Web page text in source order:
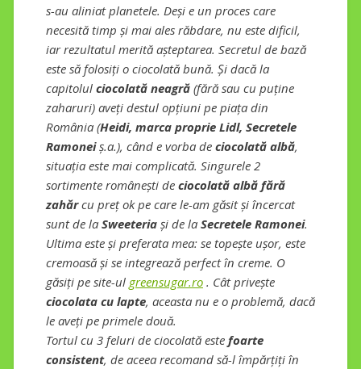
s-au aliniat planetele. Deși e un proces care
necesită timp și mai ales răbdare, nu este dificil,
iar rezultatul merită așteptarea. Secretul de bază
este să folosiți o ciocolată bună. Și dacă la
capitolul ciocolată neagră (fără sau cu puține
zaharuri) aveți destul opțiuni pe piața din
România (Heidi, marca proprie Lidl, Secretele
Ramoneiș.a.), când e vorba de ciocolată albă,
situația este mai complicată. Singurele 2
sortimente românești de ciocolată albă fără
zahărcu preț ok pe care le-am găsit și încercat
sunt de la Sweeteria și de la Secretele Ramonei.
Ultima este și preferata mea: se topește ușor, este
cremoasă și se integrează perfect în creme. O
găsiți pe site-ul greensugar.ro . Cât privește
ciocolata cu lapte, aceasta nu e o problemă, dacă
le aveți pe primele două.
Tortul cu 3 feluri de ciocolată este foarte
consistent, de aceea recomand să-l împărțiți în